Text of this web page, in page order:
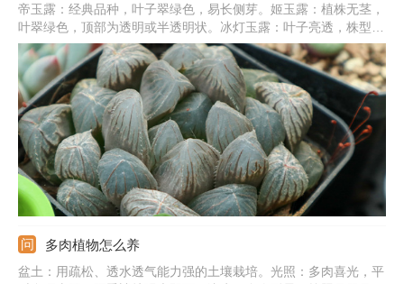
帝玉露：经典品种，叶子翠绿色，易长侧芽。姬玉露：植株无茎，
叶翠绿色，顶部为透明或半透明状。冰灯玉露：叶子亮透，株型
大，生长紧凑，叶片饱满肥厚。宫灯玉露：顶部有细绒毛，叶片深
绿色，顶部有纹路。霓虹灯玉露：叶片为三角形，顶端有窗，大且
亮，绿色，光照充足为紫黑色。
多肉植物怎么养
盆土：用疏松、透水透气能力强的土壤栽培。光照：多肉喜光，平